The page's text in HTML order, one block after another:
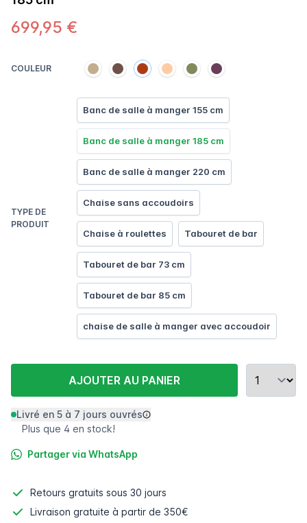
699,95 €
COULEUR
TYPE DE
PRODUIT
Banc de salle à manger 155 cm
Banc de salle à manger 185 cm
Banc de salle à manger 220 cm
Chaise sans accoudoirs
Chaise à roulettes Tabouret de bar
Tabouret de bar 73 cm
Tabouret de bar 85 cm
chaise de salle à manger avec accoudoir
AJOUTER AU PANIER
Livré en 5 à 7 jours ouvrés
Plus que 4 en stock!
Partager via WhatsApp
Retours gratuits sous 30 jours
Livraison gratuite à partir de 350€